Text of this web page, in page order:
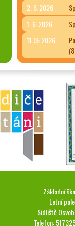
2. 6. 2026
1. 6. 2026
11.05.2026
Základní
Letní
Sídliště
Telefon: